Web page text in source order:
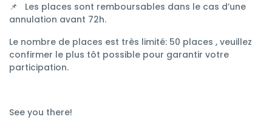
📌 Les places sont remboursables dans le cas d’une
annulation avant 72h.
Le nombre de places est très limité: 50 places , veuillez
confirmer le plus tôt possible pour garantir votre
participation.
See you there!